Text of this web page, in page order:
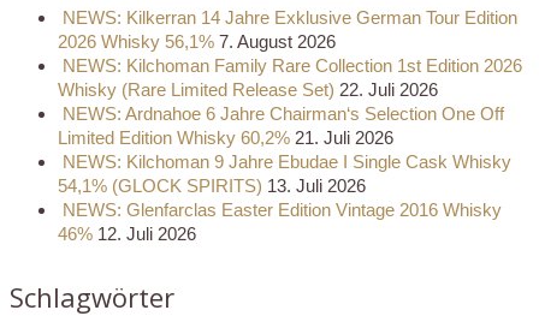
NEWS: Kilkerran 14 Jahre Exklusive German Tour Edition
2026 Whisky 56,1% 7. August 2026
NEWS: Kilchoman Family Rare Collection 1st Edition 2026
Whisky (Rare Limited Release Set) 22. Juli 2026
NEWS: Ardnahoe 6 Jahre Chairman‘s Selection One Off
Limited Edition Whisky 60,2% 21. Juli 2026
NEWS: Kilchoman 9 Jahre Ebudae I Single Cask Whisky
54,1% (GLOCK SPIRITS) 13. Juli 2026
NEWS: Glenfarclas Easter Edition Vintage 2016 Whisky
46% 12. Juli 2026
Schlagwörter